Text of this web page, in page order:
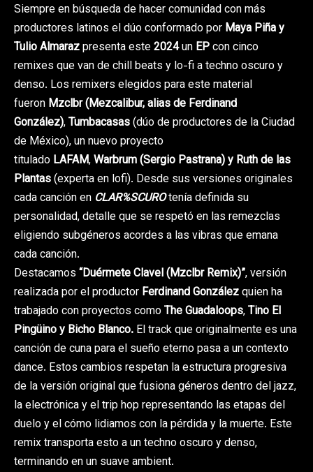
Siempre en búsqueda de hacer comunidad con más
productores latinos el dúo conformado por Maya Piña y
Tulio Almarazpresenta este2024un EPcon cinco
remixes que van de chill beats y lo-fi a techno oscuro y
denso. Los remixers elegidos para este material
fueron Mzclbr (Mezcalibur, alias de Ferdinand
González),Tumbacasas(dúo de productores de la Ciudad
de México), un nuevo proyecto
titulado LAFAM,Warbrum (Sergio Pastrana) y Ruth de las
Plantas(experta en lofi). Desde sus versiones originales
cada canción en CLAR%SCUROtenía definida su
personalidad, detalle que se respetó en las remezclas
eligiendo subgéneros acordes a las vibras que emana
cada canción.
Destacamos “Duérmete Clavel (Mzclbr Remix)”, versión
realizada por el productor Ferdinand Gonzálezquien ha
trabajado con proyectos comoThe Guadaloops,Tino El
Pingüino y Bicho Blanco. El track que originalmente es una
canción de cuna para el sueño eterno pasa a un contexto
dance. Estos cambios respetan la estructura progresiva
de la versión original que fusiona géneros dentro del jazz,
la electrónica y el trip hop representando las etapas del
duelo y el cómo lidiamos con la pérdida y la muerte. Este
remix transporta esto a un techno oscuro y denso,
terminando en un suave ambient.